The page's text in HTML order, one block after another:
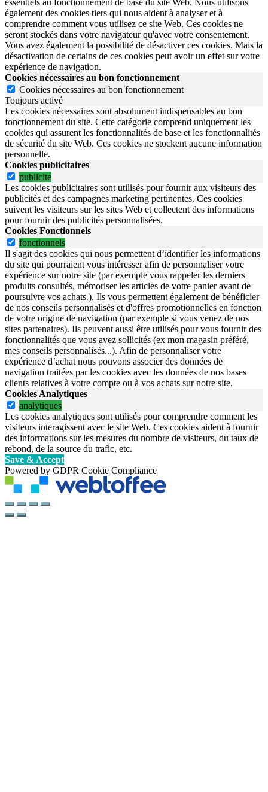
essentiels au fonctionnement de base du site Web. Nous utilisons
également des cookies tiers qui nous aident à analyser et à
comprendre comment vous utilisez ce site Web. Ces cookies ne
seront stockés dans votre navigateur qu'avec votre consentement.
Vous avez également la possibilité de désactiver ces cookies. Mais la
désactivation de certains de ces cookies peut avoir un effet sur votre
expérience de navigation.
Cookies nécessaires au bon fonctionnement
Cookies nécessaires au bon fonctionnement
Toujours activé
Les cookies nécessaires sont absolument indispensables au bon
fonctionnement du site. Cette catégorie comprend uniquement les
cookies qui assurent les fonctionnalités de base et les fonctionnalités
de sécurité du site Web. Ces cookies ne stockent aucune information
personnelle.
Cookies publicitaires
publicite
Les cookies publicitaires sont utilisés pour fournir aux visiteurs des
publicités et des campagnes marketing pertinentes. Ces cookies
suivent les visiteurs sur les sites Web et collectent des informations
pour fournir des publicités personnalisées.
Cookies Fonctionnels
fonctionnels
Il s'agit des cookies qui nous permettent d’identifier les informations
du site qui pourraient vous intéresser afin de personnaliser votre
expérience sur notre site (par exemple vous rappeler les derniers
produits consultés, mémoriser les articles de votre panier avant de
poursuivre vos achats.). Ils vous permettent également de bénéficier
de nos conseils personnalisés et d'offres promotionnelles en fonction
de votre origine de navigation (par exemple si vous venez de nos
sites partenaires). Ils peuvent aussi être utilisés pour vous fournir des
fonctionnalités que vous avez sollicités (ex mon magasin préféré,
mes conseils personnalisés...). Afin de personnaliser votre
expérience d’achat nous pouvons associer des données de
navigation traitées par les cookies avec les données de nos bases
clients relatives à votre compte ou à vos achats sur notre site.
Cookies Analytiques
analytiques
Les cookies analytiques sont utilisés pour comprendre comment les
visiteurs interagissent avec le site Web. Ces cookies aident à fournir
des informations sur les mesures du nombre de visiteurs, du taux de
rebond, de la source du trafic, etc.
Save & Accept
Powered by GDPR Cookie Compliance